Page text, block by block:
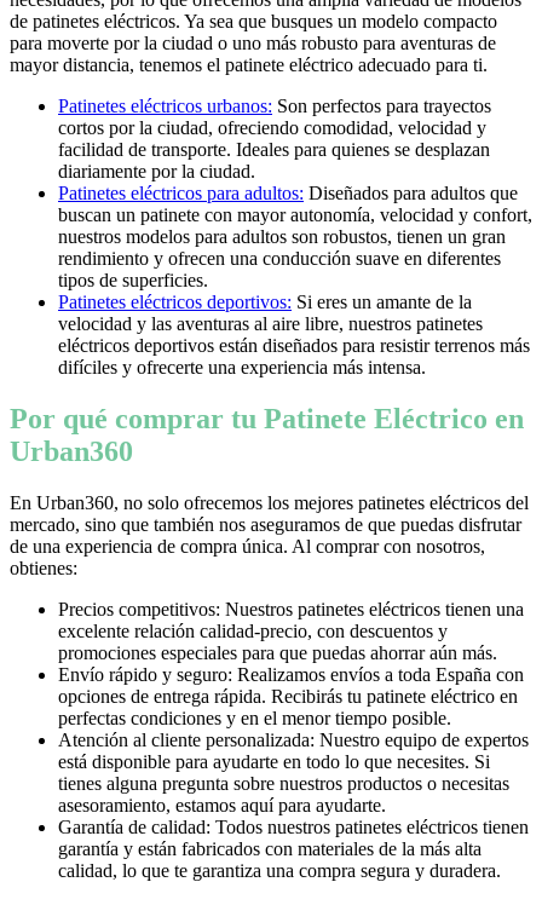
de patinetes eléctricos. Ya sea que busques un modelo compacto
para moverte por la ciudad o uno más robusto para aventuras de
mayor distancia, tenemos el patinete eléctrico adecuado para ti.
Patinetes eléctricos urbanos: Son perfectos para trayectos
cortos por la ciudad, ofreciendo comodidad, velocidad y
facilidad de transporte. Ideales para quienes se desplazan
diariamente por la ciudad.
Patinetes eléctricos para adultos: Diseñados para adultos que
buscan un patinete con mayor autonomía, velocidad y confort,
nuestros modelos para adultos son robustos, tienen un gran
rendimiento y ofrecen una conducción suave en diferentes
tipos de superficies.
Patinetes eléctricos deportivos: Si eres un amante de la
velocidad y las aventuras al aire libre, nuestros patinetes
eléctricos deportivos están diseñados para resistir terrenos más
difíciles y ofrecerte una experiencia más intensa.
Por qué comprar tu Patinete Eléctrico en
Urban360
En Urban360, no solo ofrecemos los mejores patinetes eléctricos del
mercado, sino que también nos aseguramos de que puedas disfrutar
de una experiencia de compra única. Al comprar con nosotros,
obtienes:
Precios competitivos: Nuestros patinetes eléctricos tienen una
excelente relación calidad-precio, con descuentos y
promociones especiales para que puedas ahorrar aún más.
Envío rápido y seguro: Realizamos envíos a toda España con
opciones de entrega rápida. Recibirás tu patinete eléctrico en
perfectas condiciones y en el menor tiempo posible.
Atención al cliente personalizada: Nuestro equipo de expertos
está disponible para ayudarte en todo lo que necesites. Si
tienes alguna pregunta sobre nuestros productos o necesitas
asesoramiento, estamos aquí para ayudarte.
Garantía de calidad: Todos nuestros patinetes eléctricos tienen
garantía y están fabricados con materiales de la más alta
calidad, lo que te garantiza una compra segura y duradera.